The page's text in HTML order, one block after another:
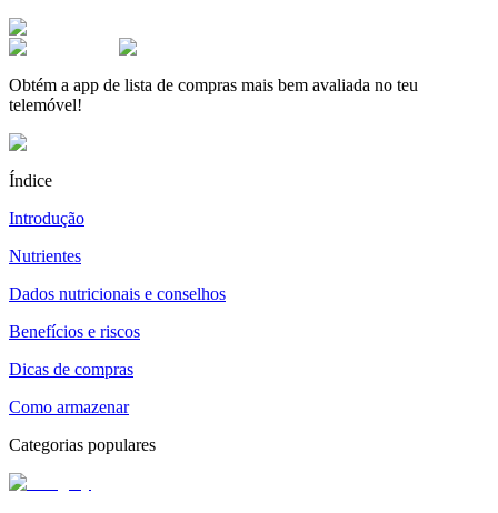
Obtém a app de lista de compras mais bem avaliada no teu
telemóvel!
Índice
Introdução
Nutrientes
Dados nutricionais e conselhos
Benefícios e riscos
Dicas de compras
Como armazenar
Categorias populares